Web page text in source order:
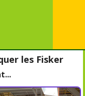
les Fisker